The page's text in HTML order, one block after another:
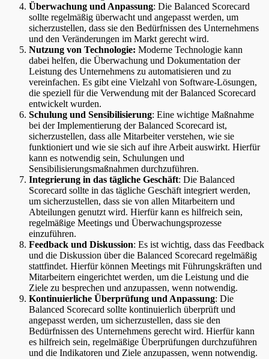
Überwachung und Anpassung: Die Balanced Scorecard
sollte regelmäßig überwacht und angepasst werden, um
sicherzustellen, dass sie den Bedürfnissen des Unternehmens
und den Veränderungen im Markt gerecht wird.
Nutzung von Technologie: Moderne Technologie kann
dabei helfen, die Überwachung und Dokumentation der
Leistung des Unternehmens zu automatisieren und zu
vereinfachen. Es gibt eine Vielzahl von Software-Lösungen,
die speziell für die Verwendung mit der Balanced Scorecard
entwickelt wurden.
Schulung und Sensibilisierung: Eine wichtige Maßnahme
bei der Implementierung der Balanced Scorecard ist,
sicherzustellen, dass alle Mitarbeiter verstehen, wie sie
funktioniert und wie sie sich auf ihre Arbeit auswirkt. Hierfür
kann es notwendig sein, Schulungen und
Sensibilisierungsmaßnahmen durchzuführen.
Integrierung in das tägliche Geschäft: Die Balanced
Scorecard sollte in das tägliche Geschäft integriert werden,
um sicherzustellen, dass sie von allen Mitarbeitern und
Abteilungen genutzt wird. Hierfür kann es hilfreich sein,
regelmäßige Meetings und Überwachungsprozesse
einzuführen.
Feedback und Diskussion: Es ist wichtig, dass das Feedback
und die Diskussion über die Balanced Scorecard regelmäßig
stattfindet. Hierfür können Meetings mit Führungskräften und
Mitarbeitern eingerichtet werden, um die Leistung und die
Ziele zu besprechen und anzupassen, wenn notwendig.
Kontinuierliche Überprüfung und Anpassung: Die
Balanced Scorecard sollte kontinuierlich überprüft und
angepasst werden, um sicherzustellen, dass sie den
Bedürfnissen des Unternehmens gerecht wird. Hierfür kann
es hilfreich sein, regelmäßige Überprüfungen durchzuführen
und die Indikatoren und Ziele anzupassen, wenn notwendig.